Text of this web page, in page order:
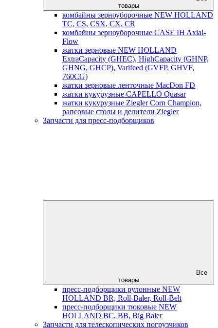
товары
комбайны зерноуборочные NEW HOLLAND
TC, CS, CSX, CX, CR
комбайны зерноуборочные CASE IH Axial-
Flow
жатки зерновые NEW HOLLAND
ExtraCapacity (GHEC), HighCapacity (GHNP,
GHNG, GHCP), Varifeed (GVFP, GHVF,
760CG)
жатки зерновые ленточные MacDon FD
жатки кукурузные CAPELLO Quasar
жатки кукурузные Ziegler Corn Champion,
рапсовые столы и делители Ziegler
Запчасти для пресс-подборщиков
Все
товары
пресс-подборщики рулонные NEW
HOLLAND BR, Roll-Baler, Roll-Belt
пресс-подборщики тюковые NEW
HOLLAND BC, BB, Big Baler
Запчасти для телескопических погрузчиков